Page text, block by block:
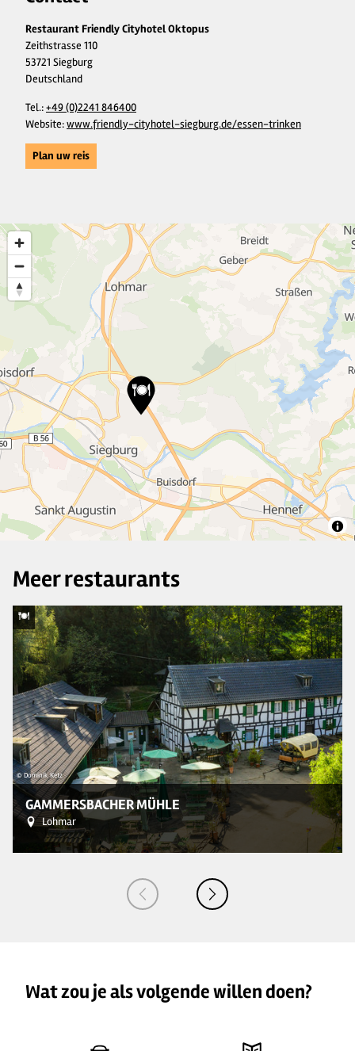
Restaurant Friendly Cityhotel Oktopus
Zeithstrasse 110
53721 Siegburg
Deutschland
Tel.:+49 (0)2241 846400
Website:www.friendly-cityhotel-siegburg.de/essen-trinken
Plan uw reis
4
3
Meer restaurants
© Dominik Ketz
GAMMERSBACHER MÜHLE
Lohmar
Wat zou je als volgende willen doen?